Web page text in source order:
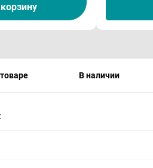
В наличии